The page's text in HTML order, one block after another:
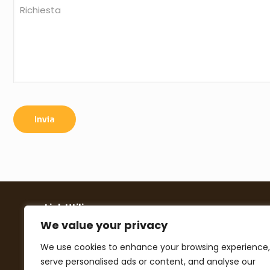
We value your privacy
We use cookies to enhance your browsing experience,
serve personalised ads or content, and analyse our
Link Utili
Cookies policy
Privacy policy